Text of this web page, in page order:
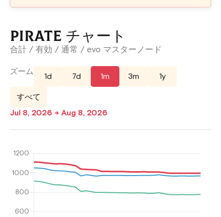
PIRATE チャート
合計 / 有効 / 通常 / evo マスターノード
ズーム
1d 7d 1m 3m 1y
すべて
Jul 8, 2026 → Aug 8, 2026